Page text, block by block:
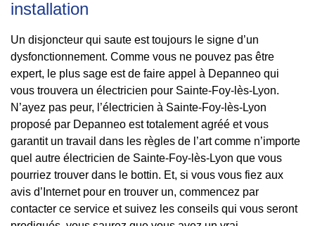
installation
Un disjoncteur qui saute est toujours le signe d’un
dysfonctionnement. Comme vous ne pouvez pas être
expert, le plus sage est de faire appel à Depanneo qui
vous trouvera un électricien pour Sainte-Foy-lès-Lyon.
N’ayez pas peur, l’électricien à Sainte-Foy-lès-Lyon
proposé par Depanneo est totalement agréé et vous
garantit un travail dans les règles de l’art comme n’importe
quel autre électricien de Sainte-Foy-lès-Lyon que vous
pourriez trouver dans le bottin. Et, si vous vous fiez aux
avis d’Internet pour en trouver un, commencez par
contacter ce service et suivez les conseils qui vous seront